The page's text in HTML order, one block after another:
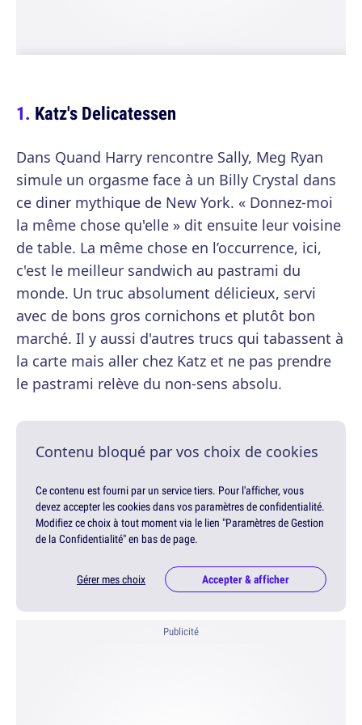
Katz's Delicatessen
Dans Quand Harry rencontre Sally, Meg Ryan
simule un orgasme face à un Billy Crystal dans
ce diner mythique de New York. « Donnez-moi
la même chose qu'elle » dit ensuite leur voisine
de table. La même chose en l’occurrence, ici,
c'est le meilleur sandwich au pastrami du
monde. Un truc absolument délicieux, servi
avec de bons gros cornichons et plutôt bon
marché. Il y aussi d'autres trucs qui tabassent à
la carte mais aller chez Katz et ne pas prendre
le pastrami relève du non-sens absolu.
Contenu bloqué par vos choix de cookies
Ce contenu est fourni par un service tiers. Pour l'afficher, vous
devez accepter les cookies dans vos paramètres de confidentialité.
Modifiez ce choix à tout moment via le lien "Paramètres de Gestion
de la Confidentialité" en bas de page.
Gérer mes choix Accepter & afficher
Publicité